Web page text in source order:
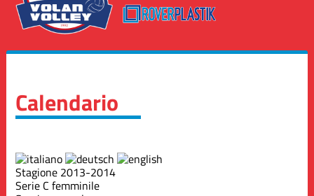
Calendario
Stagione 2013-2014
Serie C femminile